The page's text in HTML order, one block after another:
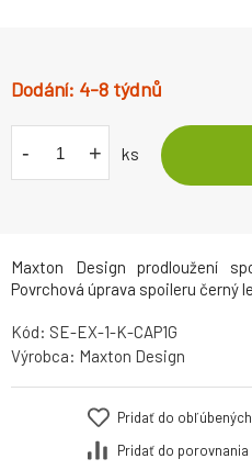
Maxton Design prodloužení
Povrchová úprava spoileru černý
4-8 týdnů
- + ks
Kód: SE-EX-1-K-CAP1G
Výrobca: Maxton Design
Pridať do obľúbených
Pridať do porovnania